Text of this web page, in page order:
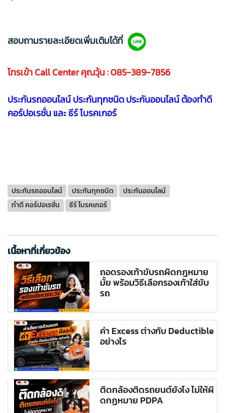
สอบถามรายละเอียดเพิ่มเติมได้ที่
โทรเข้า Call Center คุณวุ้น:085-389-7856
ประกันรถออนไลน์ ประกันทุกชนิด ประกันออนไลน์ ต้องทำดี
คอร์ปอเรชั่น และ ธีร์ โบรคเกอร์
ประกันรถออนไลน์ ประกันทุกชนิด
ประกันออนไลน์
ทำดี คอร์ปอเรชั่น
ธีร์ โบรคเกอร์
เนื้อหาที่เกี่ยวข้อง
ถอดรองเท้าขับรถผิดกฎหมาย
มั้ย พร้อมวิธีเลือกรองเท้าใส่ขับ
รถ
ค่า Excess ต่างกับ Deductible
อย่างไร
ติดกล้องติดรถยนต์ยังไง ไม่ให้ผิ
ดกฏหมาย PDPA